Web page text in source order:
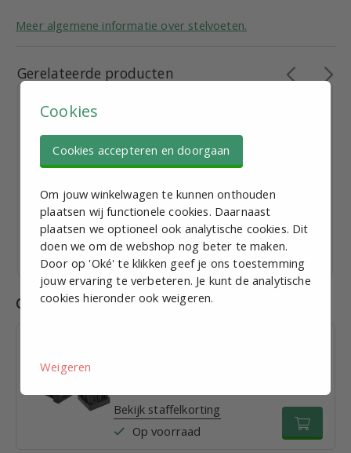
Meer algemene informatie over stelvoeten.
Gerelateerde producten
Stelvoet M12, D = 40mm, L = 150mm, Roestvaststaal
€ 9,95excl. BTW p.st.
Bekijk staffelkorting
Vandaag verzonden
Combinaties
Bekijk staffelkorting
Op voorraad
Cookies
Cookies accepteren en doorgaan
Om jouw winkelwagen te kunnen onthouden
plaatsen wij functionele cookies. Daarnaast
plaatsen we optioneel ook analytische cookies. Dit
doen we om de webshop nog beter te maken.
Door op 'Oké' te klikken geef je ons toestemming
jouw ervaring te verbeteren. Je kunt de analytische
cookies hieronder ook weigeren.
Weigeren